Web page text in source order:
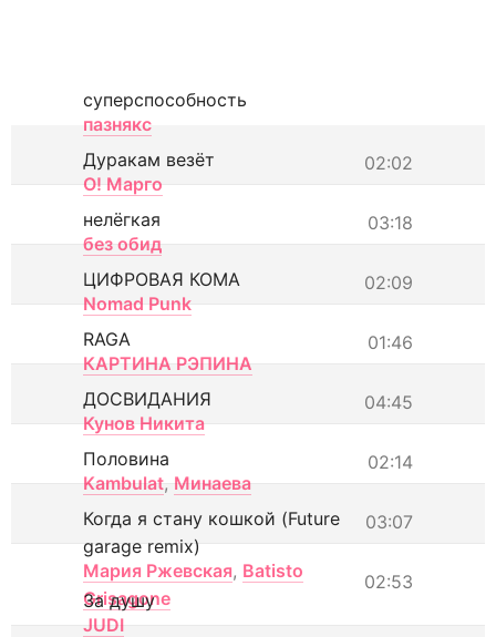
суперспособность
пазнякс
02:02
Дуракам везёт
О! Марго
03:18
нелёгкая
без обид
02:09
ЦИФРОВАЯ КОМА
Nomad Punk
01:46
RAGA
КАРТИНА РЭПИНА
04:45
ДОСВИДАНИЯ
Кунов Никита
02:14
Половина
Kambulat, Минаева
03:07
Когда я стану кошкой (Future
garage remix)
Мария Ржевская, Batisto
Grisagone
02:53
За душу
JUDI